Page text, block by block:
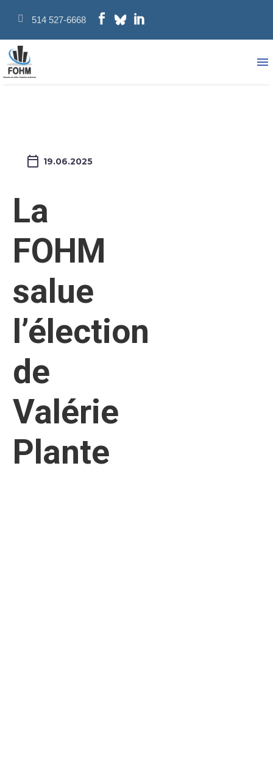
514 527-6668
19.06.2025
La
FOHM
salue
l’élection
de
Valérie
Plante